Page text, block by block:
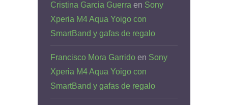
Cristina Garcia Guerra en Sony
Xperia M4 Aqua Yoigo con
SmartBand y gafas de regalo
Francisco Mora Garrido en Sony
Xperia M4 Aqua Yoigo con
SmartBand y gafas de regalo